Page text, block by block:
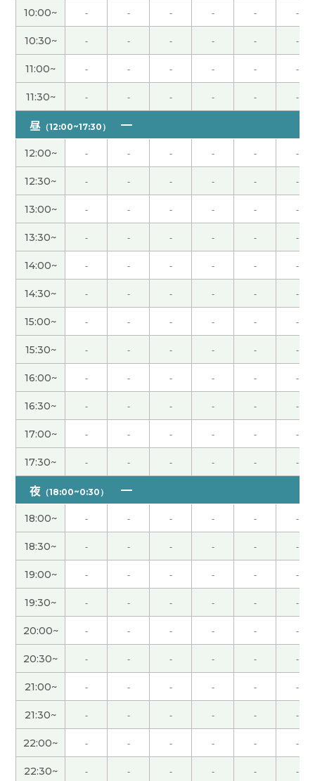
谢谢，下次见 ( 40代 男性 )
日本人里有喜欢大坝的人。 我以前喜欢去看灯塔拍
照片，但是最近没去。 谢啦老师，今天的课也很有
意思。( 50代 男性 )
多亏了老师的帮助，我顺利完成了作业。虽然汉语
很难，但我觉得学习汉语是一件很快乐的事情。谢
谢老师！
( 女性 )
虽然在日本不怎么在意食品的安全性，但是没有问
题👌( 女性 )
谢谢今天的课。 很好的问题。我们下次再聊这个
吧。( 男性 )
当时我很着急，但现在很怀念。 久违地想去大连看
看。 谢谢老师，这节课也很有趣。
教育孩子当然很难。不知不觉孩子长大了。父母知
道孩子和平时不一样。觉得家家有本难念的经。解
决的方式有很多种。下次见吧。( 男性 )
谢谢！我很开心!下次也请多多关照
非常感謝 下次見 ( 40代 男性 )
谢谢老师给我上课。我很高兴跟您上课。我很期待
下次再见！( 女性 )
谢谢你！ 下次去中国的时候我一定试试你说的养生
水，味道不好喝也没关系，想着对身体好就行了。
到时候再见啦，我很期待。( 40代 男性 )
在中国和日本找新的房子都很辛苦呢。 从那以后找
到好房子了吗？ 我希望老师能找到一间好房子。 谢
谢老师，这节课也很开心。
( 50代 男性 )
非常感謝 我和你聊旅行真的很有趣。 下次見( 40代
男性 )
我一直很期待黄金周的开始，但一开始就转眼就结
束了😅
( 女性 )
10:00~ - - - - - -
10:30~ - - - - - -
11:00~ - - - - - -
11:30~ - - - - - -
昼 （12:00~17:30）
12:00~ - - - - - -
12:30~ - - - - - -
13:00~ - - - - - -
13:30~ - - - - - -
14:00~ - - - - - -
14:30~ - - - - - -
15:00~ - - - - - -
15:30~ - - - - - -
16:00~ - - - - - -
16:30~ - - - - - -
17:00~ - - - - - -
17:30~ - - - - - -
夜 （18:00~0:30）
18:00~ - - - - - -
18:30~ - - - - - -
19:00~ - - - - - -
19:30~ - - - - - -
20:00~ - - - - - -
20:30~ - - - - - -
21:00~ - - - - - -
21:30~ - - - - - -
22:00~ - - - - - -
22:30~ - - - - - -